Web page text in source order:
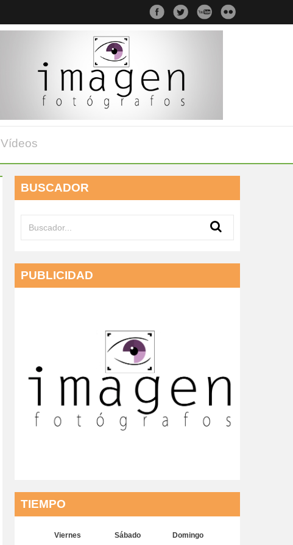
Vídeos
BUSCADOR
PUBLICIDAD
TIEMPO